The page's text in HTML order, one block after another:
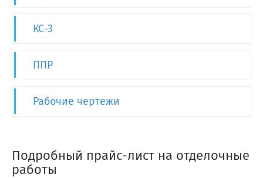
КС-3
ППР
Рабочие чертежи
Подробный прайс-лист на отделочные
работы